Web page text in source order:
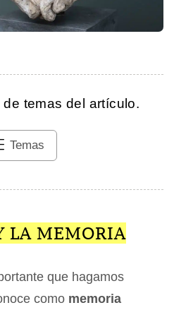
temas del artículo.
Temas
LA MEMORIA
que hagamos
como memoria